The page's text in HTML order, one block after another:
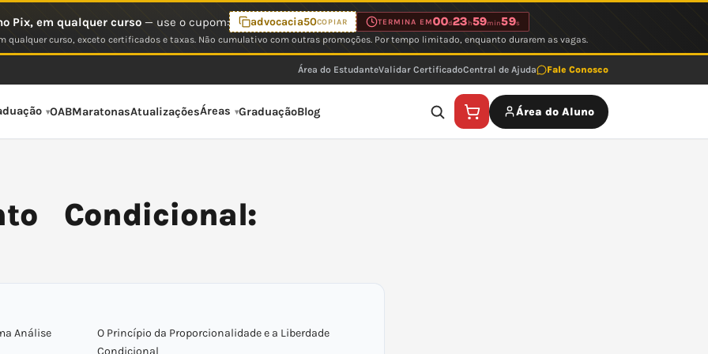
Pix, em qualquer curso— use o cupom: advocacia50COPIAR TERMINA EM00d23 h59min59s
qualquer curso, exceto certificados e taxas. Não cumulativo com outras promoções. Por tempo limitado, enquanto durarem as vagas.
Área do EstudanteValidar CertificadoCentral de Ajuda Fale Conosco
OABMaratonasAtualizaçõesÁreas GraduaçãoBlog Área do Aluno
Condicional:
Análise
O Princípio da Proporcionalidade e a Liberdade
Condicional